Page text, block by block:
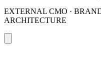
EXTERNAL CMO ·
ARCHITECTURE